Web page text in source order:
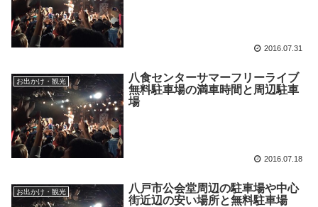
2016.07.31
お出かけ・観光
八食センターサマーフリーライブ
無料駐車場の満車時間と周辺駐車
場
2016.07.18
お出かけ・観光
八戸市公会堂周辺の駐車場や中心
街近辺の安い場所と無料駐車場